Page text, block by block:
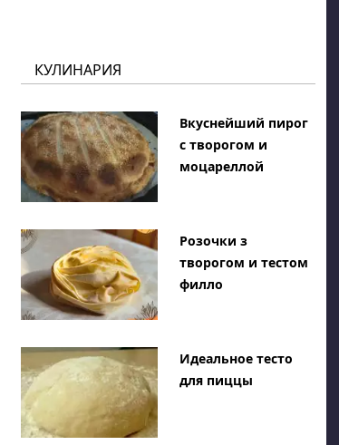
КУЛИНАРИЯ
Вкуснейший пирог
с творогом и
моцареллой
Розочки з
творогом и тестом
филло
Идеальное тесто
для пиццы